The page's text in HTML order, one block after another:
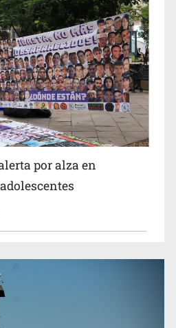
concetarse a red
por alza en